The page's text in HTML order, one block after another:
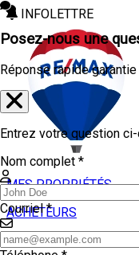
INFOLETTRE
MES PROPRIÉTÉS
ACHETEURS
VENDEURS
Posez-nous une
Réponse rapide garantie
Entrez votre question
Nom complet *
Courriel *